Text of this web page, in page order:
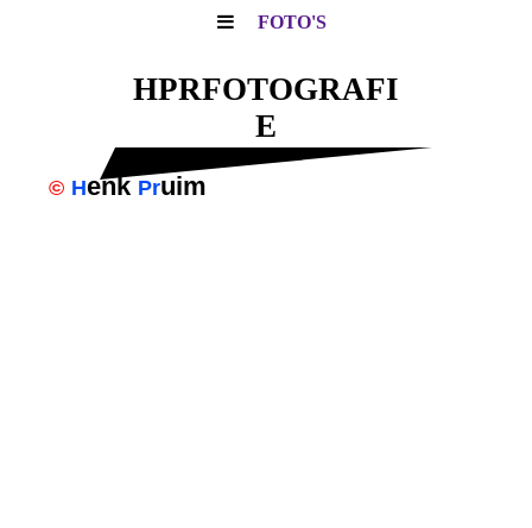
FOTO'S
HPRFOTOGRAFI
E
© HenkPruim